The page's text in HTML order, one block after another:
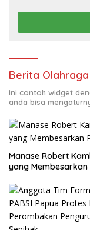
Berita Olahraga
Ini contoh widget
anda bisa
Manase Robert
yang Membesarkan